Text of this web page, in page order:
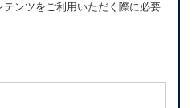
ンツをご利用いただく際に必要